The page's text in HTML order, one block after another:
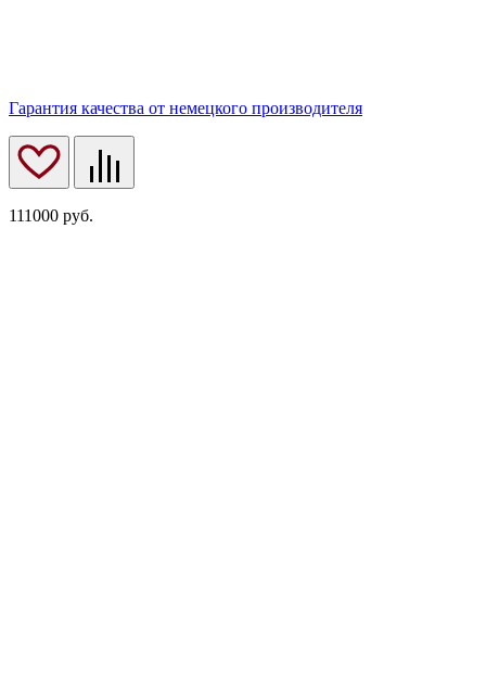
Гарантия качества от немецкого производителя
111000 руб.